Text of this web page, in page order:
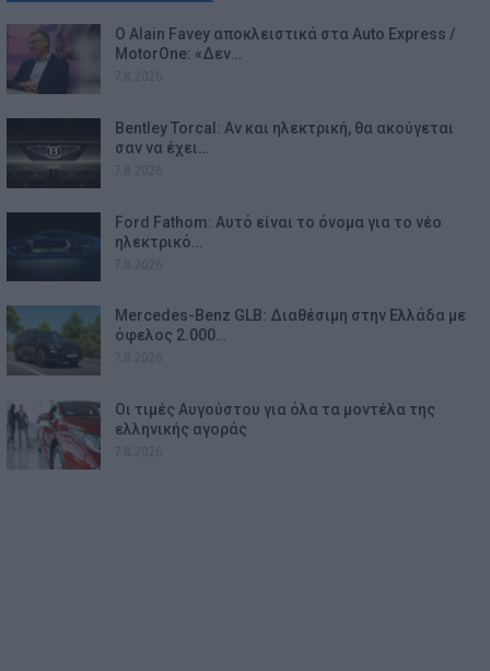
Ο Alain Favey αποκλειστικά στα Auto Express /
MotorOne: «Δεν…
Bentley Torcal: Αν και ηλεκτρική, θα ακούγεται
σαν να έχει…
Ford Fathom: Αυτό είναι το όνομα για το νέο
ηλεκτρικό…
Mercedes-Benz GLB: Διαθέσιμη στην Ελλάδα με
όφελος 2.000…
Οι τιμές Αυγούστου για όλα τα μοντέλα της
ελληνικής αγοράς